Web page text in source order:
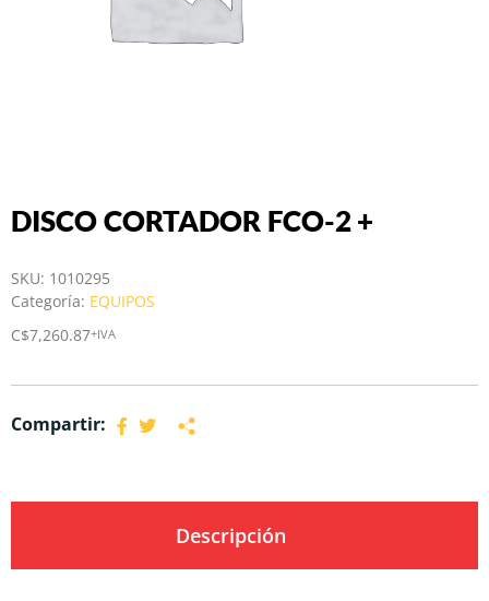
DISCO CORTADOR FCO-2 +
SKU: 1010295
Categoría: EQUIPOS
C$7,260.87+IVA
Compartir:
Descripción